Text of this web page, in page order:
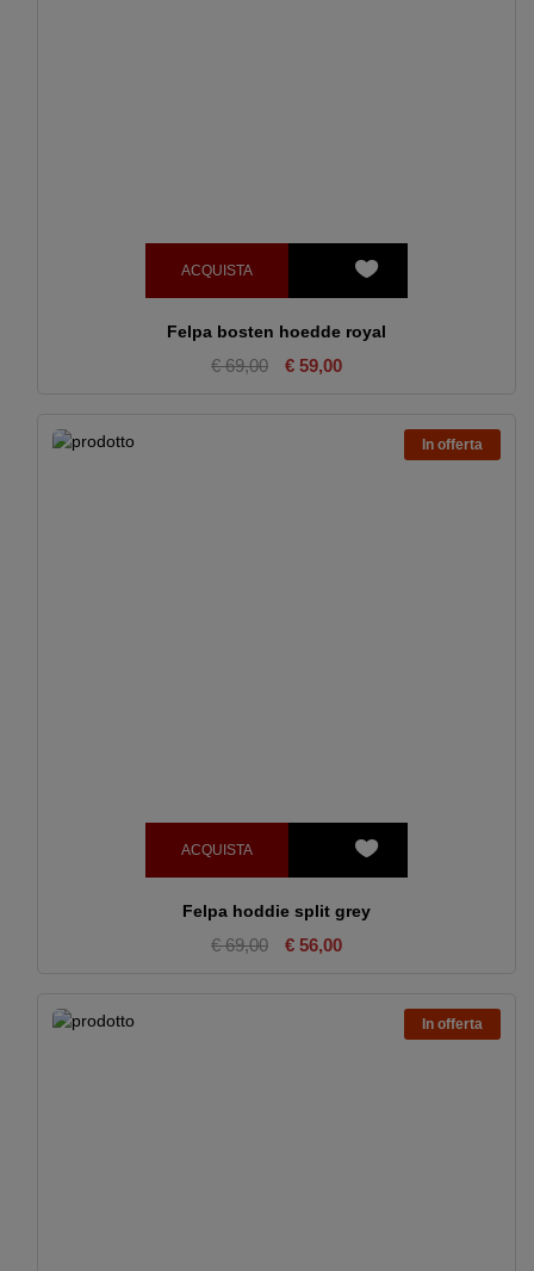
ACQUISTA
Felpa bosten hoedde royal
€ 69,00 € 59,00
In offerta
ACQUISTA
Felpa hoddie split grey
€ 69,00 € 56,00
In offerta